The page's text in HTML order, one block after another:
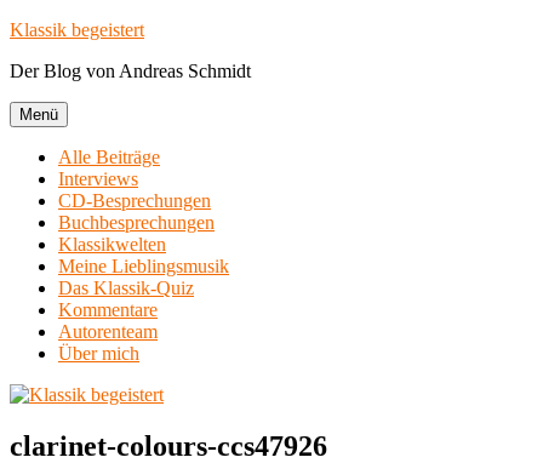
Zum
springen
Klassik begeistert
Der Blog von Andreas Schmidt
Menü
Alle Beiträge
Interviews
CD-Besprechungen
Buchbesprechungen
Klassikwelten
Meine Lieblingsmusik
Das Klassik-Quiz
Kommentare
Autorenteam
Über mich
clarinet-colours-ccs47926